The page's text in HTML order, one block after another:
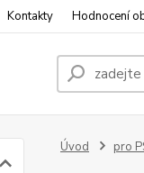
Kontakty Hodnocení
Úvod pro